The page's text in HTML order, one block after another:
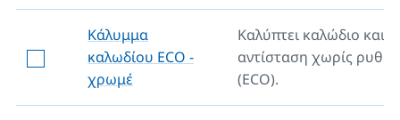
Κάλυμμα
καλωδίου ECO -
χρωμέ
Καλύπτει καλώδιο και
αντίσταση χωρίς
(ECO).